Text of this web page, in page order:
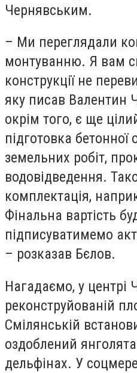
Чернявським.
– Ми переглядали
монтуванню. Я вам
конструкції не
яку писав Валентин
окрім того, є ще
підготовка бетонної
земельних робіт,
водовідведення.
комплектація,
Фінальна вартість
підписуватимемо
– розказав Бєлов.
Нагадаємо, у центрі
реконструйованій
Смілянській
оздоблений
дельфінах. У